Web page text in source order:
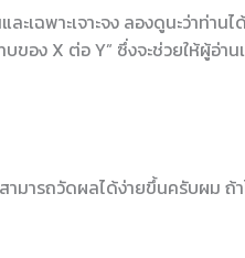
ฉพาะเจาะจง ลองดูนะว่าท่านไ
อง X ต่อ Y” ซึ่งจะช่วยให้ผู้อ่านเ
มารถวัดผลได้ง่ายขึ้นครับผม ถ้